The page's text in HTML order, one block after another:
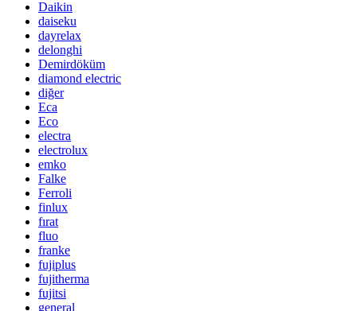
Daikin
daiseku
dayrelax
delonghi
Demirdöküm
diamond electric
diğer
Eca
Eco
electra
electrolux
emko
Falke
Ferroli
finlux
fırat
fluo
franke
fujiplus
fujitherma
fujitsi
general